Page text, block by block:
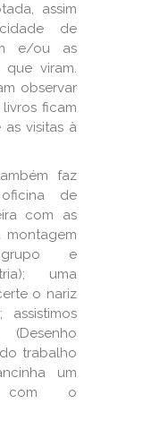
assim
de
e/ou as
que viram.
observar
ficam
visitas à
faz
de
com as
montagem
e
uma
o nariz
assistimos
trabalho
um
com o